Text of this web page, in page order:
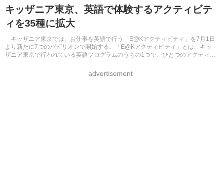
8月開催イベント・WS 全国公立高校 過去問 人気記事
自由研究教材（小学生向け）
キッザニア東京、英語で体験するアクティビテ
ィを35種に拡大
キッザニア東京では、お仕事を英語で行う「E@Kアクティビティ」を7月1日
より新たに7つのパビリオンで開始する。「E@Kアクティビティ」とは、キッ
ザニア東京で行われている英語プログラムのうちの1つで、ひとつのアクティビ
advertisement